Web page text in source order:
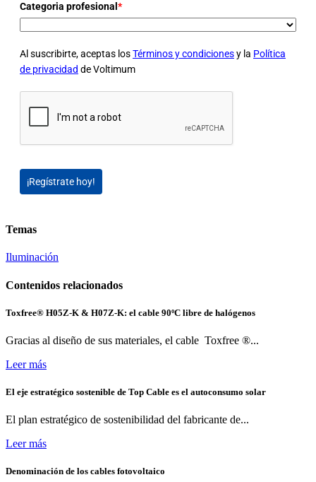
Categoria profesional *
Al suscribirte, aceptas losTérminos y condicionesy la Política
de privacidad de Voltimum
¡Regístrate hoy!
Temas
Iluminación
Contenidos relacionados
Toxfree® H05Z-K & H07Z-K: el cable 90ºC libre de halógenos
Gracias al diseño de sus materiales, el cable Toxfree ®...
Leer más
El eje estratégico sostenible de Top Cable es el autoconsumo solar
El plan estratégico de sostenibilidad del fabricante de...
Leer más
Denominación de los cables fotovoltaico